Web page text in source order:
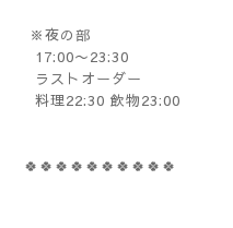
※夜の部
17:00〜23:30
ラストオーダー
料理22:30 飲物23:00
🍀🍀🍀🍀🍀🍀🍀🍀🍀🍀